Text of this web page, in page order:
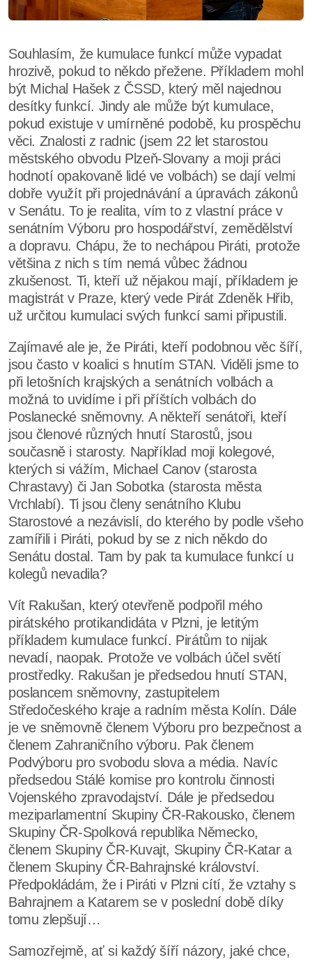
Souhlasím, že kumulace funkcí může vypadat
hrozivě, pokud to někdo přežene. Příkladem mohl
být Michal Hašek z ČSSD, který měl najednou
desítky funkcí. Jindy ale může být kumulace,
pokud existuje v umírněné podobě, ku prospěchu
věci. Znalosti z radnic (jsem 22 let starostou
městského obvodu Plzeň-Slovany a moji práci
hodnotí opakovaně lidé ve volbách) se dají velmi
dobře využít při projednávání a úpravách zákonů
v Senátu. To je realita, vím to z vlastní práce v
senátním Výboru pro hospodářství, zemědělství
a dopravu. Chápu, že to nechápou Piráti, protože
většina z nich s tím nemá vůbec žádnou
zkušenost. Ti, kteří už nějakou mají, příkladem je
magistrát v Praze, který vede Pirát Zdeněk Hřib,
už určitou kumulaci svých funkcí sami připustili.
Zajímavé ale je, že Piráti, kteří podobnou věc šíří,
jsou často v koalici s hnutím STAN. Viděli jsme to
při letošních krajských a senátních volbách a
možná to uvidíme i při příštích volbách do
Poslanecké sněmovny. A někteří senátoři, kteří
jsou členové různých hnutí Starostů, jsou
současně i starosty. Například moji kolegové,
kterých si vážím, Michael Canov (starosta
Chrastavy) či Jan Sobotka (starosta města
Vrchlabí). Ti jsou členy senátního Klubu
Starostové a nezávislí, do kterého by podle všeho
zamířili i Piráti, pokud by se z nich někdo do
Senátu dostal. Tam by pak ta kumulace funkcí u
kolegů nevadila?
Vít Rakušan, který otevřeně podpořil mého
pirátského protikandidáta v Plzni, je letitým
příkladem kumulace funkcí. Pirátům to nijak
nevadí, naopak. Protože ve volbách účel světí
prostředky. Rakušan je předsedou hnutí STAN,
poslancem sněmovny, zastupitelem
Středočeského kraje a radním města Kolín. Dále
je ve sněmovně členem Výboru pro bezpečnost a
členem Zahraničního výboru. Pak členem
Podvýboru pro svobodu slova a média. Navíc
předsedou Stálé komise pro kontrolu činnosti
Vojenského zpravodajství. Dále je předsedou
meziparlamentní Skupiny ČR-Rakousko, členem
Skupiny ČR-Spolková republika Německo,
členem Skupiny ČR-Kuvajt, Skupiny ČR-Katar a
členem Skupiny ČR-Bahrajnské království.
Předpokládám, že i Piráti v Plzni cítí, že vztahy s
Bahrajnem a Katarem se v poslední době díky
tomu zlepšují…
Samozřejmě, ať si každý šíří názory, jaké chce,